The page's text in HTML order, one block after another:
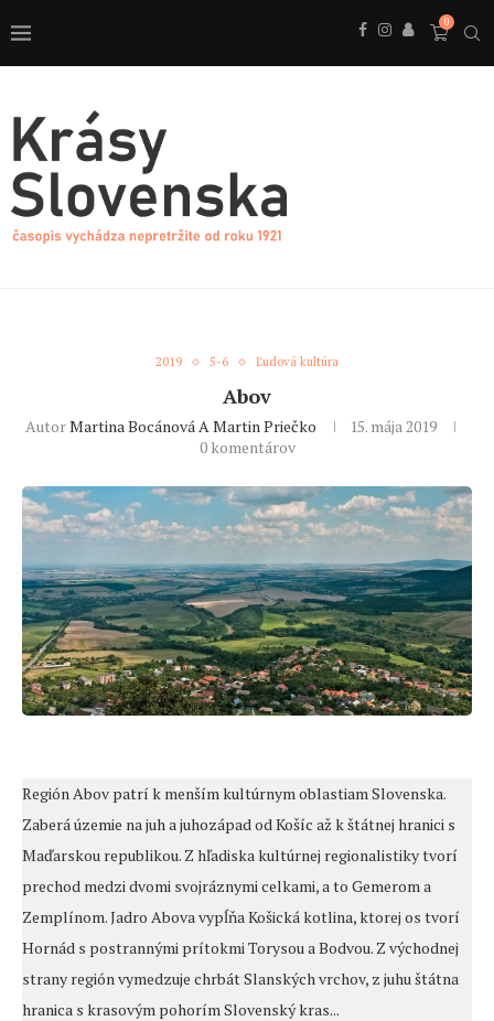
0
2019 5-6 Ľudová kultúra
Abov
AutorMartina Bocánová A Martin Priečko
15. mája 2019
0 komentárov
Región Abov patrí k menším kultúrnym oblastiam Slovenska.
Zaberá územie na juh a juhozápad od Košíc až k štátnej hranici s
Maďarskou republikou. Z hľadiska kultúrnej regionalistiky tvorí
prechod medzi dvomi svojráznymi celkami, a to Gemerom a
Zemplínom. Jadro Abova vypĺňa Košická kotlina, ktorej os tvorí
Hornád s postrannými prítokmi Torysou a Bodvou. Z východnej
strany región vymedzuje chrbát Slanských vrchov, z juhu štátna
hranica s krasovým pohorím Slovenský kras...